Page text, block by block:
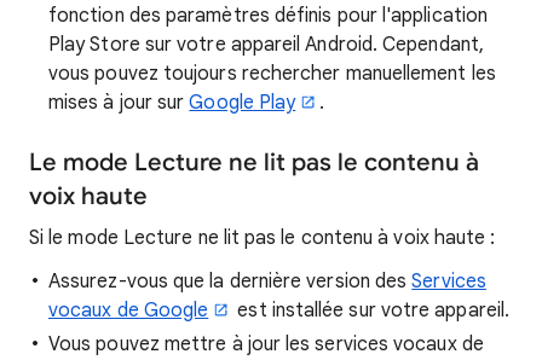
fonction des paramètres définis pour l'application
Play Store sur votre appareil Android. Cependant,
vous pouvez toujours rechercher manuellement les
mises à jour surGoogle Play .
Le mode Lecture ne lit pas le contenu à
voix haute
Si le mode Lecture ne lit pas le contenu à voix haute :
Assurez-vous que la dernière version desServices
vocaux de Google
est installée sur votre appareil.
Vous pouvez mettre à jour les services vocaux de